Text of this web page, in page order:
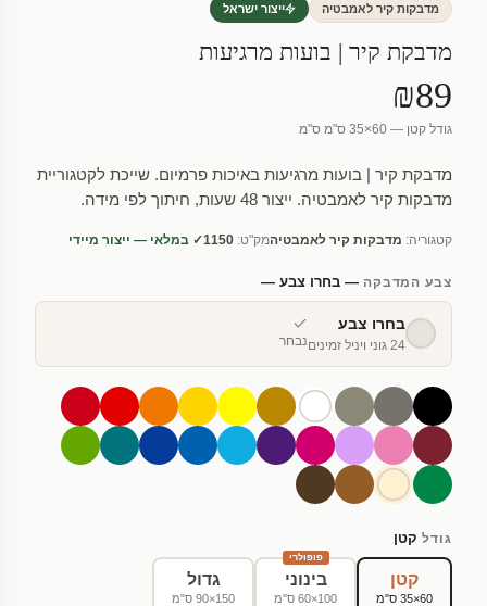
מדבקות קיר לאמבטיה ייצור ישראל
מדבקת קיר | בועות מרגיעות
₪89
גודל קטן — 60×35 ס"מ ס"מ
מדבקת קיר | בועות מרגיעות באיכות פרמיום. שייכת לקטגוריית
מדבקות קיר לאמבטיה. ייצור 48 שעות, חיתוך לפי מידה.
קטגוריה: מדבקות קיר לאמבטיהמק"ט: 1150✓ במלאי — ייצור מיידי
צבע המדבקה— בחרו צבע —
בחרו צבע
24 גוני ויניל זמינים נבחר
גודל קטן
קטן
60×35 ס"מ
פופולרי
בינוני
100×60 ס"מ
גדול
150×90 ס"מ